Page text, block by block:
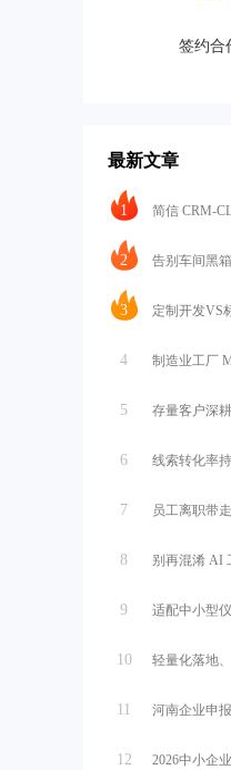
签约合
最新文章
1 简信 CRM-
2 告别车间黑
3 定制开发VS
4 制造业工厂
5 存量客户深
6 线索转化率
7 员工离职带
8 别再混淆 AI
9 适配中小型
10 轻量化落地
11 河南企业申
12 2026中小企